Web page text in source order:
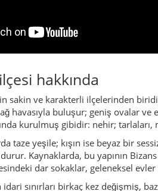
merkezi, kısa yollarla birbirine
fertleri olsa da, yaz aylarında ve
en çok belirleyen unsurlardan biri
Yükseklerde Dumanlı Yaylası
döküldüğü, gölgeli, serin
biri de Çavundur
geleneksel hamam atmosferi yan
çok misafir için Kurşunlu’yu
Karadeniz ile İç Anadolu’yu
hem mallar hem de
hikâyelerde hissedilir.